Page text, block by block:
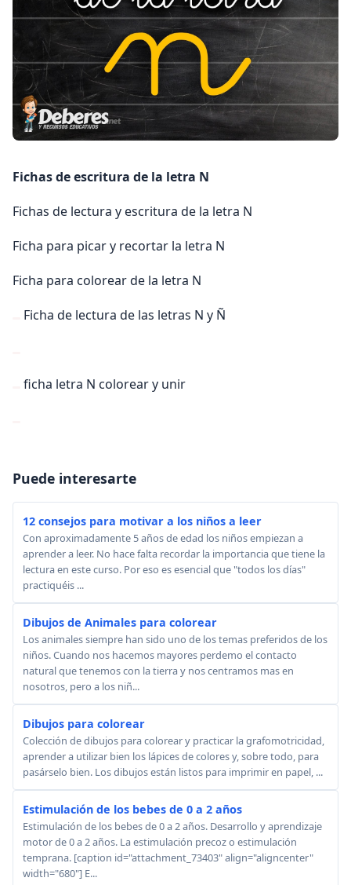
Fichas de escritura de la letra N
Fichas de lectura y escritura de la letra N
Ficha para picar y recortar la letra N
Ficha para colorear de la letra N
Ficha de lectura de las letras N y Ñ
ficha letra N colorear y unir
Puede interesarte
12 consejos para motivar a los niños a leer
Con aproximadamente 5 años de edad los niños empiezan a
aprender a leer. No hace falta recordar la importancia que tiene la
lectura en este curso. Por eso es esencial que "todos los días"
practiquéis ...
Dibujos de Animales para colorear
Los animales siempre han sido uno de los temas preferidos de los
niños. Cuando nos hacemos mayores perdemo el contacto
natural que tenemos con la tierra y nos centramos mas en
nosotros, pero a los niñ...
Dibujos para colorear
Colección de dibujos para colorear y practicar la grafomotricidad,
aprender a utilizar bien los lápices de colores y, sobre todo, para
pasárselo bien. Los dibujos están listos para imprimir en papel, ...
Estimulación de los bebes de 0 a 2 años
Estimulación de los bebes de 0 a 2 años. Desarrollo y aprendizaje
motor de 0 a 2 años. La estimulación precoz o estimulación
temprana. [caption id="attachment_73403" align="aligncenter"
width="680"] E...